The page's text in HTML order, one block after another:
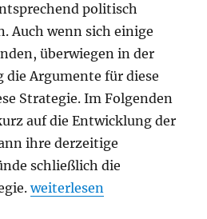
politisch
Auch wenn sich einige
überwiegen in der
die Argumente für diese
Strategie. Im Folgenden
auf die Entwicklung der
ihre derzeitige
schließlich die
„Wer mit der Matrjoschka-
weiterlesen